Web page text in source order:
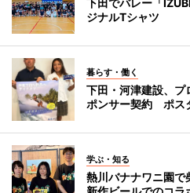
ジナルTシャツ
暮らす・働く
下田・河津建設、プ
ポンサー契約 ポス
学ぶ・知る
熱川バナナワニ園